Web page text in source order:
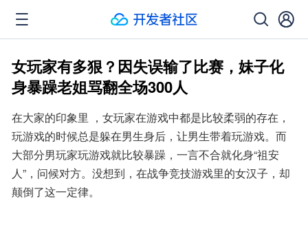
女玩家有多狠？因失误输了比赛，妹子化
身暴躁老姐骂翻全场300人
在大家的印象里 ，女玩家在游戏中都是比较柔弱的存在，
玩游戏的时候总是躲在男生身后，让男生带着玩游戏。而
大部分男玩家玩游戏就比较暴躁，一言不合就化身“祖安
人”，问候对方。没想到，在战争竞技游戏里的女汉子，却
颠倒了这一定律。